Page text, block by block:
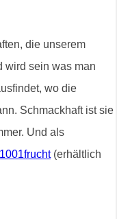
die unserem
wird sein was man
wo die
Schmackhaft ist sie
Und als
(erhältlich